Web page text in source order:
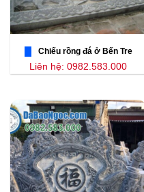
Chiếu rồng đá ở Bến Tre
Liên hệ: 0982.583.000